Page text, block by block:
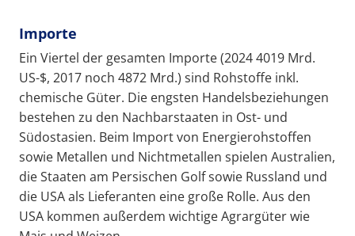
Importe
Ein Viertel der gesamten Importe (2024 4019 Mrd.
US-$, 2017 noch 4872 Mrd.) sind Rohstoffe inkl.
chemische Güter. Die engsten Handelsbeziehungen
bestehen zu den Nachbarstaaten in Ost- und
Südostasien. Beim Import von Energierohstoffen
sowie Metallen und Nichtmetallen spielen Australien,
die Staaten am Persischen Golf sowie Russland und
die USA als Lieferanten eine große Rolle. Aus den
USA kommen außerdem wichtige Agrargüter wie